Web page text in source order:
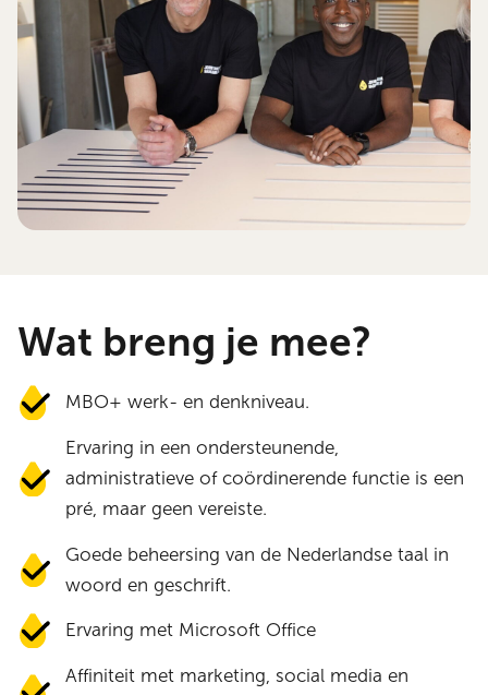
Wat breng je mee?
MBO+ werk- en denkniveau.
Ervaring in een ondersteunende,
administratieve of coördinerende functie is een
pré, maar geen vereiste.
Goede beheersing van de Nederlandse taal in
woord en geschrift.
Ervaring met Microsoft Office
Affiniteit met marketing, social media en